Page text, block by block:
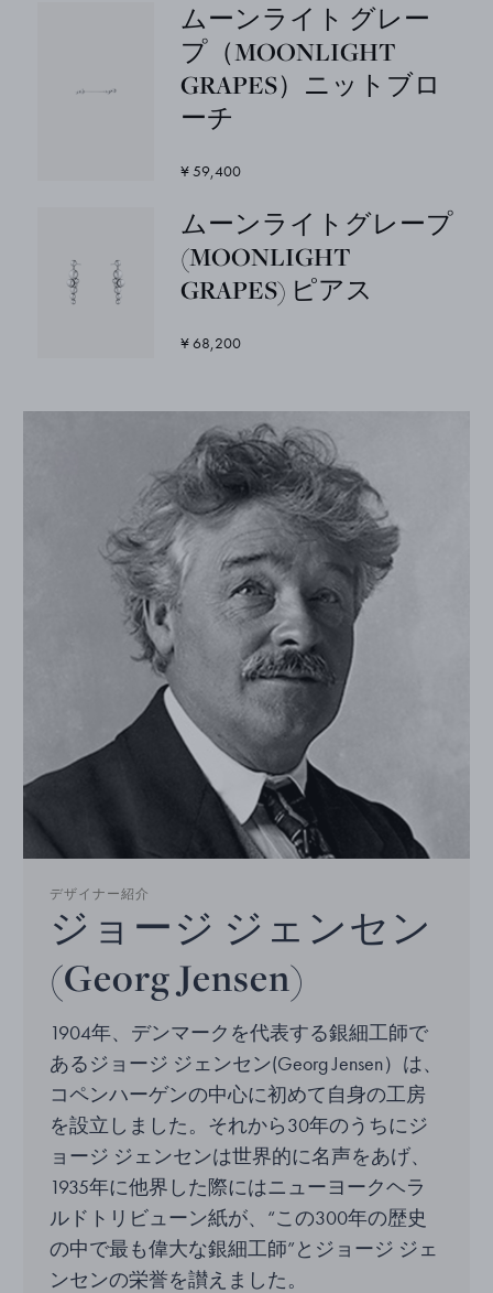
ムーンライト グレー
プ（MOONLIGHT
GRAPES）ニットブロ
ーチ
¥ 59,400
ムーンライトグレープ
(MOONLIGHT
GRAPES) ピアス
¥ 68,200
デザイナー紹介
ジョージ ジェンセン
(Georg Jensen)
1904年、デンマークを代表する銀細工師で
あるジョージ ジェンセン(Georg Jensen）は、
コペンハーゲンの中心に初めて自身の工房
を設立しました。それから30年のうちにジ
ョージ ジェンセンは世界的に名声をあげ、
1935年に他界した際にはニューヨークヘラ
ルドトリビューン紙が、“この300年の歴史
の中で最も偉大な銀細工師”とジョージ ジェ
ンセンの栄誉を讃えました。